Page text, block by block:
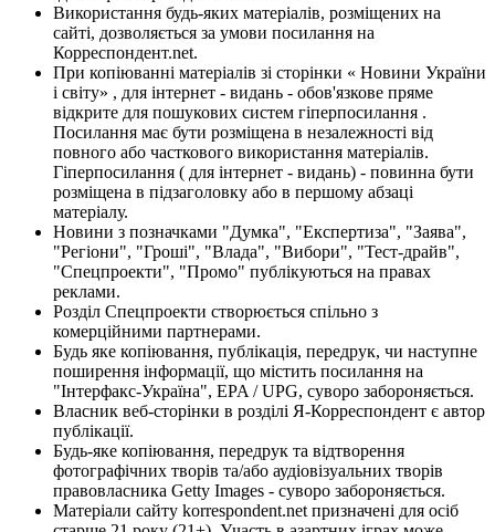
Використання будь-яких матеріалів, розміщених на
сайті, дозволяється за умови посилання на
Корреспондент.net.
При копіюванні матеріалів зі сторінки « Новини України
і світу» , для інтернет - видань - обов'язкове пряме
відкрите для пошукових систем гіперпосилання .
Посилання має бути розміщена в незалежності від
повного або часткового використання матеріалів.
Гіперпосилання ( для інтернет - видань) - повинна бути
розміщена в підзаголовку або в першому абзаці
матеріалу.
Новини з позначками "Думка", "Експертиза", "Заява",
"Регіони", "Гроші", "Влада", "Вибори", "Тест-драйв",
"Спецпроекти", "Промо" публікуються на правах
реклами.
Розділ Спецпроекти створюється спільно з
комерційними партнерами.
Будь яке копіювання, публікація, передрук, чи наступне
поширення інформації, що містить посилання на
"Інтерфакс-Україна", EPA / UPG, суворо забороняється.
Власник веб-сторінки в розділі Я-Корреспондент є автор
публікації.
Будь-яке копіювання, передрук та відтворення
фотографічних творів та/або аудіовізуальних творів
правовласника Getty Images - суворо забороняється.
Матеріали сайту korrespondent.net призначені для осіб